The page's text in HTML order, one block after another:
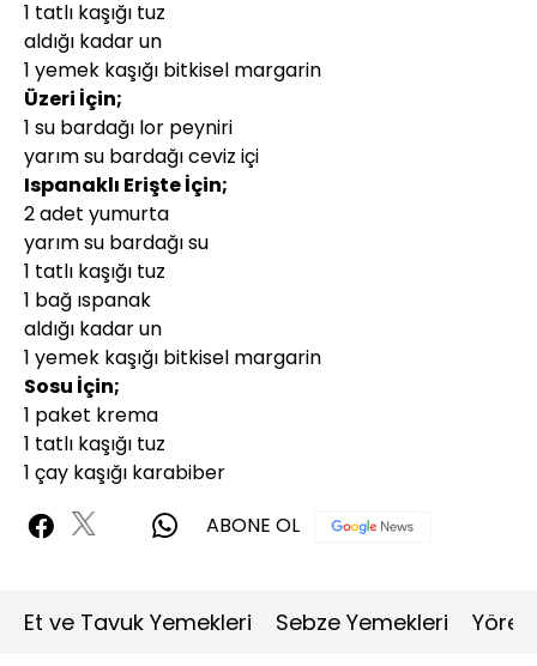
1 tatlı kaşığı tuz
aldığı kadar un
1 yemek kaşığı bitkisel margarin
Üzeri İçin;
1 su bardağı lor peyniri
yarım su bardağı ceviz içi
Ispanaklı Erişte İçin;
2 adet yumurta
yarım su bardağı su
1 tatlı kaşığı tuz
1 bağ ıspanak
aldığı kadar un
1 yemek kaşığı bitkisel margarin
Sosu İçin;
1 paket krema
1 tatlı kaşığı tuz
1 çay kaşığı karabiber
ABONE OL
Et ve Tavuk Yemekleri Sebze Yemekleri